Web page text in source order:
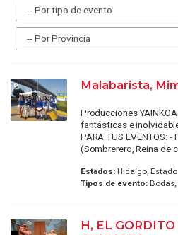
Malabarista,
Producciones
fantásticas e
PARA TUS EVENTOS:
(Sombrerero, Reina de
Estados:Hidalgo, Estado
Tipos de evento:Bodas,
H, EL GORDITO